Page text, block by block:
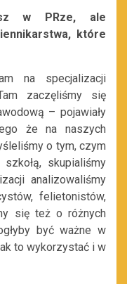
w PRze, ale
które
na specjalizacji
zaczęliśmy się
– pojawiały
że na naszych
o tym, czym
skupialiśmy
analizowaliśmy
felietonistów,
się też o różnych
być ważne w
to wykorzystać i w